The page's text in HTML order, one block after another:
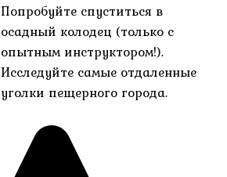
Попробуйте спуститься в
осадный колодец (только с
опытным инструктором!).
Исследуйте самые отдаленные
уголки пещерного города.